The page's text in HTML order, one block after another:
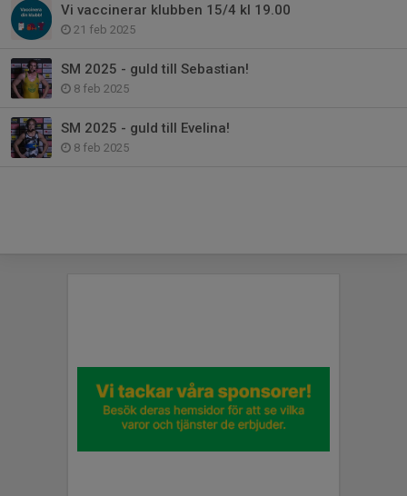
Vi vaccinerar klubben 15/4 kl 19.00
21 feb 2025
SM 2025 - guld till Sebastian!
8 feb 2025
SM 2025 - guld till Evelina!
8 feb 2025